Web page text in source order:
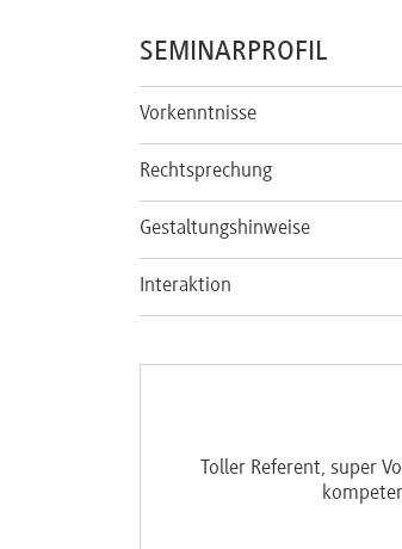
SEMINARPROFIL
Vorkenntnisse
Rechtsprechung
Gestaltungshinweise
Interaktion
Toller Referent, super